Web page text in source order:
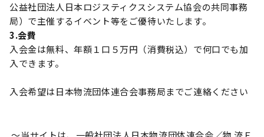
公益社団法人日本ロジスティクスシステム協会の共同事務
局）で主催するイベント等をご優待いたします。
3.会費
入会金は無料、年額１口５万円（消費税込）で何口でも加
入できます。
入会希望は日本物流団体連合会事務局までご連絡ください